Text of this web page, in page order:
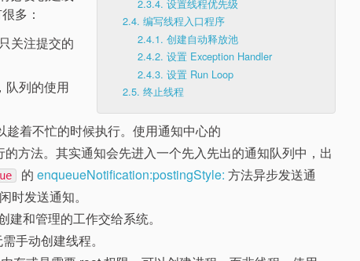
2.3.4. 设置线程优先级
2.4. 编写线程入口程序
2.4.1. 创建自动释放池
2.4.2. 设置 Exception Handler
2.4.3. 设置 Run Loop
2.5. 终止线程
多：
关注提交的
队列的使用
着不忙的时候执行。使用通知中心的
方法。其实通知会先进入一个先入先出的通知队列中，出
的enqueueNotification:postingStyle: 方法异步发送通
时发送通知。
和管理的工作交给系统。
手动创建线程。